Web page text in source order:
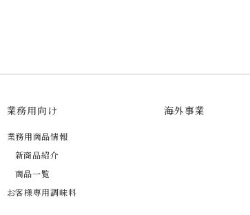
業務用向け
業務用商品情報
新商品紹介
商品一覧
お客様専用調味料
海外事業